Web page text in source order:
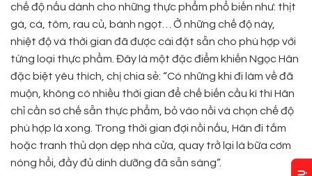
chế độ nấu dành cho những thực phẩm phổ biến như: thịt
gà, cá, tôm, rau củ, bánh ngọt… Ở những chế độ này,
nhiệt độ và thời gian đã được cài đặt sẵn cho phù hợp với
từng loại thực phẩm. Đây là một đặc điểm khiến Ngọc Hân
đặc biệt yêu thích, chị chia sẻ: “Có những khi đi làm về đã
muộn, không có nhiều thời gian để chế biến cầu kì thì Hân
chỉ cần sơ chế sẵn thực phẩm, bỏ vào nồi và chọn chế độ
phù hợp là xong. Trong thời gian đợi nồi nấu, Hân đi tắm
hoặc tranh thủ dọn dẹp nhà cửa, quay trở lại là bữa cơm
nóng hổi, đầy đủ dinh dưỡng đã sẵn sàng”.